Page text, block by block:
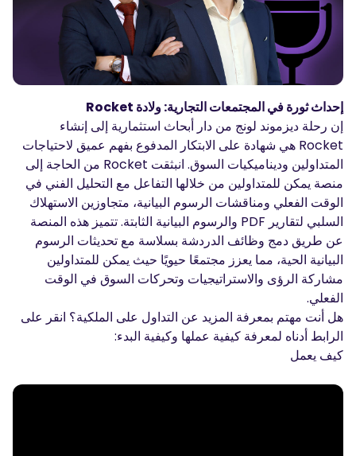
المدونة الصوتية-بودكاست
قاموس المصطلحات
أدوات التداول
مفكره اقتصادية
ساعات العطلات في السوق
تسجيل الدخول إنشاء حساب
إحداث ثورة في المجتمعات التجارية: ولادة Rocket
إن رحلة ديزموند لونج من دار أبحاث استثمارية إلى إنشاء
Rocket هي شهادة على الابتكار المدفوع بفهم عميق لاحتياجات
المتداولين وديناميكيات السوق. انبثقت Rocket من الحاجة إلى
منصة يمكن للمتداولين من خلالها التفاعل مع التحليل الفني في
الوقت الفعلي ومناقشات الرسوم البيانية، متجاوزين الاستهلاك
السلبي لتقارير PDF والرسوم البيانية الثابتة. تتميز هذه المنصة
عن طريق دمج وظائف الدردشة بسلاسة مع تحديثات الرسوم
البيانية الحية، مما يعزز مجتمعًا حيويًا حيث يمكن للمتداولين
مشاركة الرؤى والاستراتيجيات وتحركات السوق في الوقت
الفعلي.
هل أنت مهتم بمعرفة المزيد عن التداول على الملكية؟ انقر على
الرابط أدناه لمعرفة كيفية عملها وكيفية البدء:
كيف يعمل